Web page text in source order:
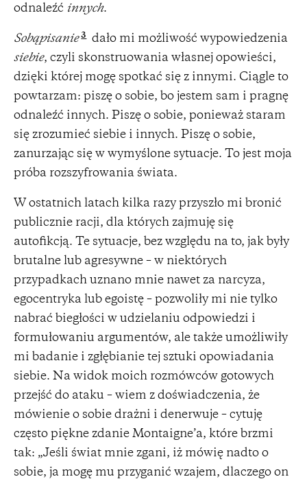
odnaleźć innych.
Sobąpisanie 3
dało mi możliwość wypowiedzenia
siebie, czyli skonstruowania własnej opowieści,
dzięki której mogę spotkać się z innymi. Ciągle to
powtarzam: piszę o sobie, bo jestem sam i pragnę
odnaleźć innych. Piszę o sobie, ponieważ staram
się zrozumieć siebie i innych. Piszę o sobie,
zanurzając się w wymyślone sytuacje. To jest moja
próba rozszyfrowania świata.
W ostatnich latach kilka razy przyszło mi bronić
publicznie racji, dla których zajmuję się
autofikcją. Te sytuacje, bez względu na to, jak były
brutalne lub agresywne – w niektórych
przypadkach uznano mnie nawet za narcyza,
egocentryka lub egoistę – pozwoliły mi nie tylko
nabrać biegłości w udzielaniu odpowiedzi i
formułowaniu argumentów, ale także umożliwiły
mi badanie i zgłębianie tej sztuki opowiadania
siebie. Na widok moich rozmówców gotowych
przejść do ataku – wiem z doświadczenia, że
mówienie o sobie drażni i denerwuje – cytuję
często piękne zdanie Montaigne’a, które brzmi
tak: „Jeśli świat mnie zgani, iż mówię nadto o
sobie, ja mogę mu przyganić wzajem, dlaczego on